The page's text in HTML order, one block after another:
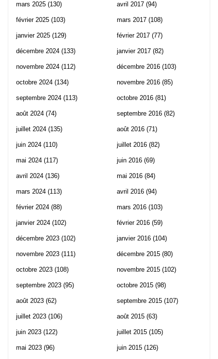
mars 2025 (130)
février 2025 (103)
janvier 2025 (129)
décembre 2024 (133)
novembre 2024 (112)
octobre 2024 (134)
septembre 2024 (113)
août 2024 (74)
juillet 2024 (135)
juin 2024 (110)
mai 2024 (117)
avril 2024 (136)
mars 2024 (113)
février 2024 (88)
janvier 2024 (102)
décembre 2023 (102)
novembre 2023 (111)
octobre 2023 (108)
septembre 2023 (95)
août 2023 (62)
juillet 2023 (106)
juin 2023 (122)
mai 2023 (96)
avril 2017 (94)
mars 2017 (108)
février 2017 (77)
janvier 2017 (82)
décembre 2016 (103)
novembre 2016 (85)
octobre 2016 (81)
septembre 2016 (82)
août 2016 (71)
juillet 2016 (82)
juin 2016 (69)
mai 2016 (84)
avril 2016 (94)
mars 2016 (103)
février 2016 (59)
janvier 2016 (104)
décembre 2015 (80)
novembre 2015 (102)
octobre 2015 (98)
septembre 2015 (107)
août 2015 (63)
juillet 2015 (105)
juin 2015 (126)